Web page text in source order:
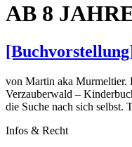
AB 8
von Martin aka Murmeltier.
Verzauberwald –
die Suche nach sich selbst.
Infos & Recht